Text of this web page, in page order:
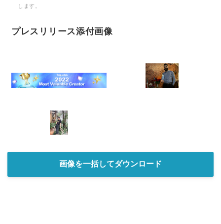
します。
プレスリリース添付画像
画像を一括してダウンロード